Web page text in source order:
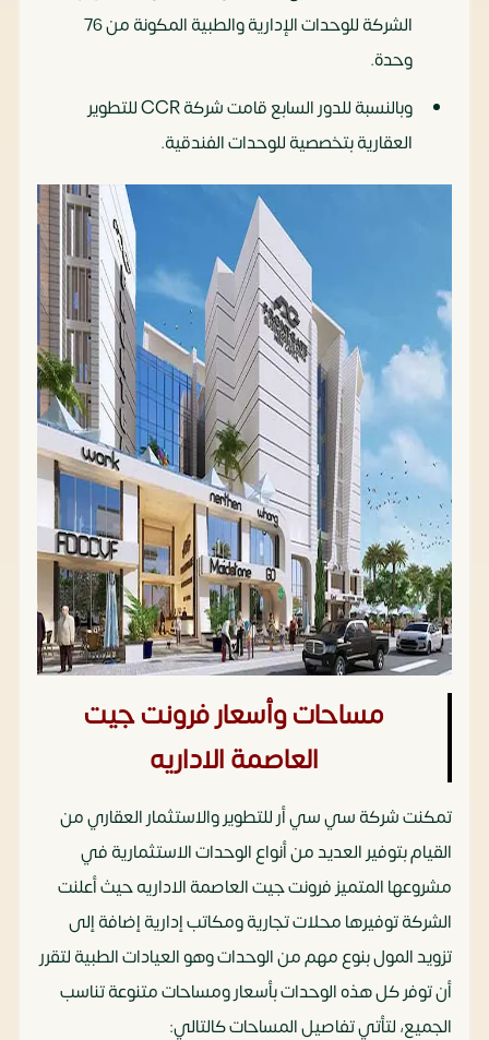
الشركة للوحدات الإدارية والطبية المكونة من 76
وحدة.
وبالنسبة للدور السابع قامت شركة CCR للتطوير
العقارية بتخصصية للوحدات الفندقية.
مساحات وأسعار فرونت جيت
العاصمة الاداريه
تمكنت شركة سي سي أر للتطوير والاستثمار العقاري من
القيام بتوفير العديد من أنواع الوحدات الاستثمارية في
مشروعها المتميز فرونت جيت العاصمة الاداريه حيث أعلنت
الشركة توفيرها محلات تجارية ومكاتب إدارية إضافة إلى
تزويد المول بنوع مهم من الوحدات وهو العيادات الطبية لتقرر
أن توفر كل هذه الوحدات بأسعار ومساحات متنوعة تناسب
الجميع، لتأتي تفاصيل المساحات كالتالي: